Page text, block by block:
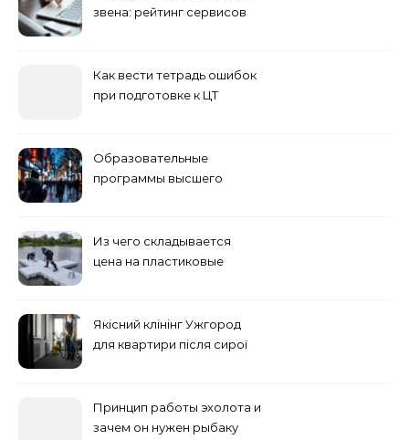
звена: рейтинг сервисов
Как вести тетрадь ошибок
при подготовке к ЦТ
Образовательные
программы высшего
Из чего складывается
цена на пластиковые
Якісний клінінг Ужгород
для квартири після сирої
Принцип работы эхолота и
зачем он нужен рыбаку